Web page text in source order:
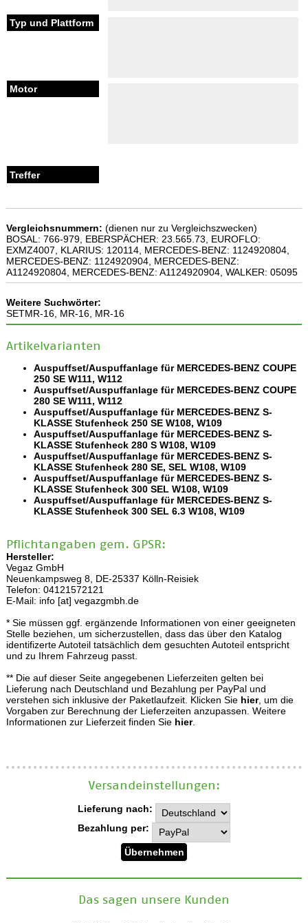
Vergleichsnummern: (dienen nur zu Vergleichszwecken)
BOSAL: 766-979, EBERSPÄCHER: 23.565.73, EUROFLO:
EXMZ4007, KLARIUS: 120114, MERCEDES-BENZ: 1124920804,
MERCEDES-BENZ: 1124920904, MERCEDES-BENZ:
A1124920804, MERCEDES-BENZ: A1124920904, WALKER: 05095
Weitere Suchwörter:
SETMR-16, MR-16, MR-16
Artikelvarianten
Auspuffset/Auspuffanlage für MERCEDES-BENZ COUPE
250 SE W111, W112
Auspuffset/Auspuffanlage für MERCEDES-BENZ COUPE
280 SE W111, W112
Auspuffset/Auspuffanlage für MERCEDES-BENZ S-
KLASSE Stufenheck 250 SE W108, W109
Auspuffset/Auspuffanlage für MERCEDES-BENZ S-
KLASSE Stufenheck 280 S W108, W109
Auspuffset/Auspuffanlage für MERCEDES-BENZ S-
KLASSE Stufenheck 280 SE, SEL W108, W109
Auspuffset/Auspuffanlage für MERCEDES-BENZ S-
KLASSE Stufenheck 300 SEL W108, W109
Auspuffset/Auspuffanlage für MERCEDES-BENZ S-
KLASSE Stufenheck 300 SEL 6.3 W108, W109
Pflichtangaben gem. GPSR:
Hersteller:
Vegaz GmbH
Neuenkampsweg 8, DE-25337 Kölln-Reisiek
Telefon: 04121572121
E-Mail: info [at] vegazgmbh.de
* Sie müssen ggf. ergänzende Informationen von einer geeigneten
Stelle beziehen, um sicherzustellen, dass das über den Katalog
identifizerte Autoteil tatsächlich dem gesuchten Autoteil entspricht
und zu Ihrem Fahrzeug passt.
** Die auf dieser Seite angegebenen Lieferzeiten gelten bei
Lieferung nach Deutschland und Bezahlung per PayPal und
verstehen sich inklusive der Paketlaufzeit. Klicken Sie hier, um die
Vorgaben zur Berechnung der Lieferzeiten anzupassen. Weitere
Informationen zur Lieferzeit finden Sie hier.
Versand­einstellungen:
Lieferung nach:
Bezahlung per:
Das sagen unsere Kunden